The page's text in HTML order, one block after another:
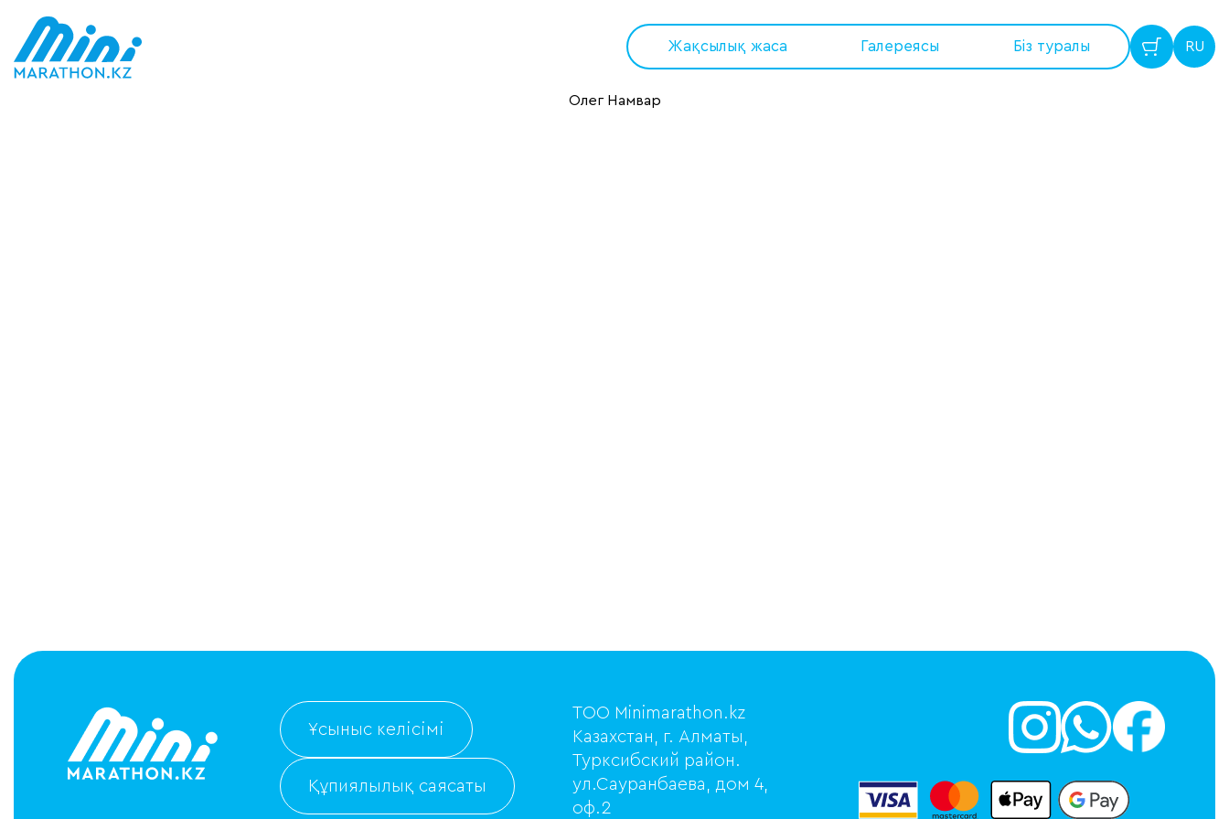
Жақсылық жаса Галереясы Бiз туралы RU
Олег Намвар
Ұсыныс келісімі
Құпиялылық саясаты
ТОО Minimarathon.kz
Казахстан, г. Алматы,
Турксибский район.
ул.Сауранбаева, дом 4,
оф.2